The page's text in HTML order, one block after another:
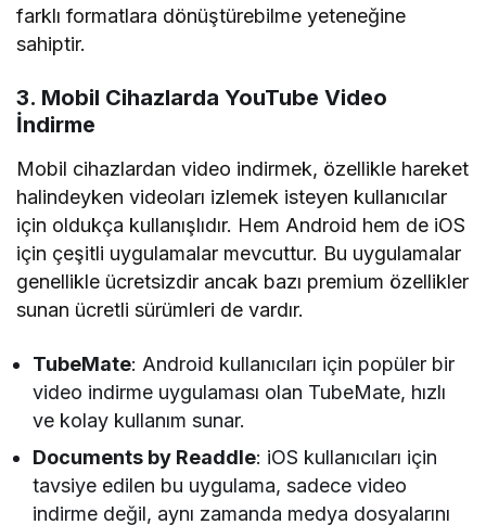
farklı formatlara dönüştürebilme yeteneğine
sahiptir.
3. Mobil Cihazlarda YouTube Video
İndirme
Mobil cihazlardan video indirmek, özellikle hareket
halindeyken videoları izlemek isteyen kullanıcılar
için oldukça kullanışlıdır. Hem Android hem de iOS
için çeşitli uygulamalar mevcuttur. Bu uygulamalar
genellikle ücretsizdir ancak bazı premium özellikler
sunan ücretli sürümleri de vardır.
TubeMate: Android kullanıcıları için popüler bir
video indirme uygulaması olan TubeMate, hızlı
ve kolay kullanım sunar.
Documents by Readdle: iOS kullanıcıları için
tavsiye edilen bu uygulama, sadece video
indirme değil, aynı zamanda medya dosyalarını